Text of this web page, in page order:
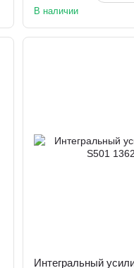
В наличии